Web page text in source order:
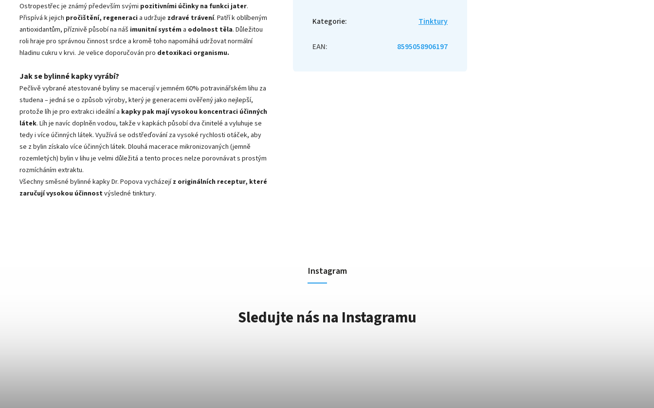
Ostropestřec je známý především svými pozitivními účinky na funkci jater.
Přispívá k jejich pročištění, regeneraci a udržuje zdravé trávení. Patří k oblíbeným
antioxidantům, příznivě působí na náš imunitní systém a odolnost těla. Důležitou
roli hraje pro správnou činnost srdce a kromě toho napomáhá udržovat normální
hladinu cukru v krvi. Je velice doporučován pro detoxikaci organismu.
Jak se bylinné kapky vyrábí?
Pečlivě vybrané atestované byliny se macerují v jemném 60% potravinářském lihu za
studena – jedná se o způsob výroby, který je generacemi ověřený jako nejlepší,
protože líh je pro extrakci ideální a kapky pak mají vysokou koncentraci účinných
látek. Líh je navíc doplněn vodou, takže v kapkách působí dva činitelé a vyluhuje se
tedy i více účinných látek. Využívá se odstřeďování za vysoké rychlosti otáček, aby
se z bylin získalo více účinných látek. Dlouhá macerace mikronizovaných (jemně
rozemletých) bylin v lihu je velmi důležitá a tento proces nelze porovnávat s prostým
rozmícháním extraktu.
Všechny směsné bylinné kapky Dr. Popova vycházejíz originálních receptur, které
zaručují vysokou účinnostvýsledné tinktury.
Kategorie: Tinktury
EAN: 8595058906197
Instagram
Sledujte nás na Instagramu